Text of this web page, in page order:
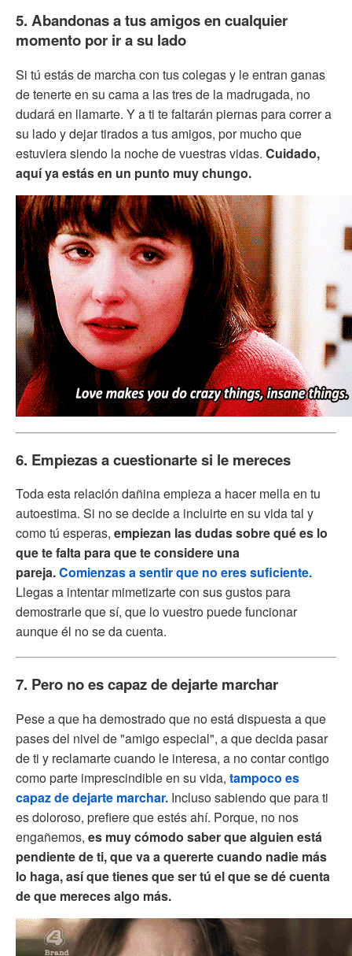
5. Abandonas a tus amigos en cualquier
momento por ir a su lado
Si tú estás de marcha con tus colegas y le entran ganas
de tenerte en su cama a las tres de la madrugada, no
dudará en llamarte. Y a ti te faltarán piernas para correr a
su lado y dejar tirados a tus amigos, por mucho que
estuviera siendo la noche de vuestras vidas. Cuidado,
aquí ya estás en un punto muy chungo.
6. Empiezas a cuestionarte si le mereces
Toda esta relación dañina empieza a hacer mella en tu
autoestima. Si no se decide a incluirte en su vida tal y
como tú esperas, empiezan las dudas sobre qué es lo
que te falta para que te considere una
pareja.Comienzas a sentir que no eres suficiente.
Llegas a intentar mimetizarte con sus gustos para
demostrarle que sí, que lo vuestro puede funcionar
aunque él no se da cuenta.
7. Pero no es capaz de dejarte marchar
Pese a que ha demostrado que no está dispuesta a que
pases del nivel de "amigo especial", a que decida pasar
de ti y reclamarte cuando le interesa, a no contar contigo
como parte imprescindible en su vida, tampoco es
capaz de dejarte marchar. Incluso sabiendo que para ti
es doloroso, prefiere que estés ahí. Porque, no nos
engañemos, es muy cómodo saber que alguien está
pendiente de ti, que va a quererte cuando nadie más
lo haga, así que tienes que ser tú el que se dé cuenta
de que mereces algo más.